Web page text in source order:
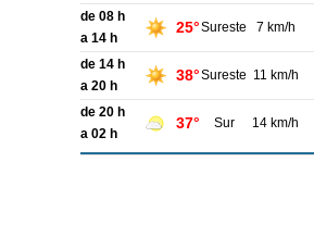
de 08 h
a 14 h
25°Sureste 7 km/h
de 14 h
a 20 h
38°Sureste 11 km/h
de 20 h
a 02 h
37° Sur 14 km/h